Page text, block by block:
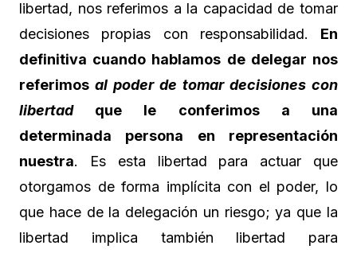
libertad, nos referimos a la capacidad de tomar
decisiones propias con responsabilidad. En
definitiva cuando hablamos de delegar nos
referimos al poder de tomar decisiones con
libertadque le conferimos a una
determinada persona en representación
nuestra. Es esta libertad para actuar que
otorgamos de forma implícita con el poder, lo
que hace de la delegación un riesgo; ya que la
libertad implica también libertad para